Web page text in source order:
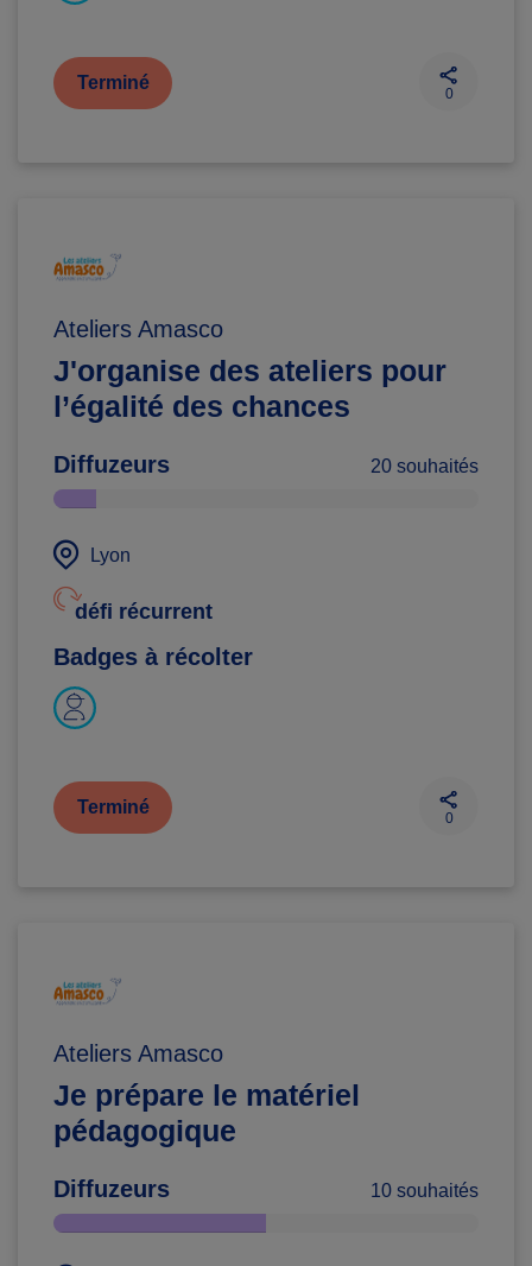
Terminé
0
Ateliers Amasco
J'organise des ateliers pour
l’égalité des chances
Diffuzeurs 20 souhaités
Lyon
défi récurrent
Badges à récolter
Terminé
0
Ateliers Amasco
Je prépare le matériel
pédagogique
Diffuzeurs 10 souhaités